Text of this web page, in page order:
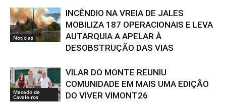
Notícias
INCÊNDIO NA VREIA DE JALES
MOBILIZA 187 OPERACIONAIS E LEVA
AUTARQUIA A APELAR À
DESOBSTRUÇÃO DAS VIAS
Macedo de
Cavaleiros
VILAR DO MONTE REUNIU
COMUNIDADE EM MAIS UMA EDIÇÃO
DO VIVER VIMONT26